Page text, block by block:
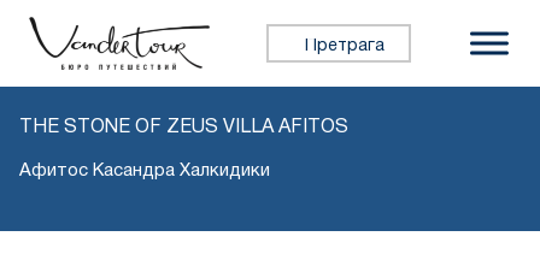
Претражи:
THE STONE OF ZEUS VILLA AFITOS
Афитос Касандра Халкидики